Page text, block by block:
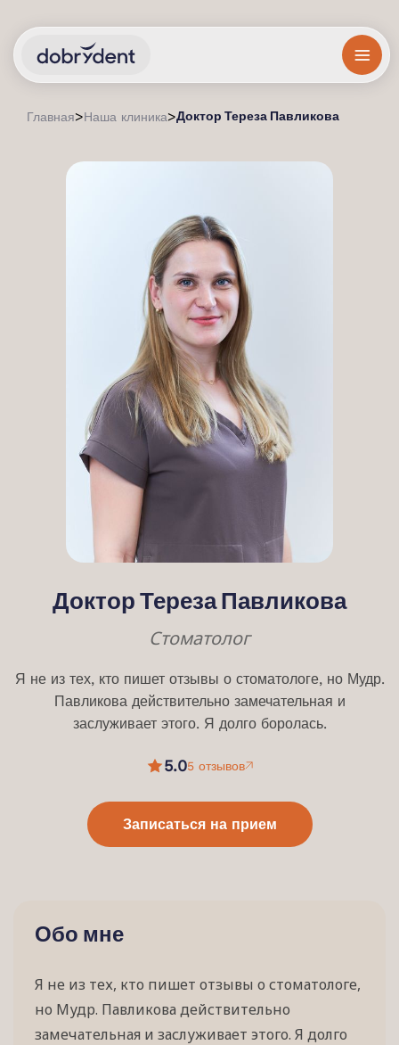
Главная>Наша клиника>Доктор Тереза ​​Павликова
Доктор Тереза ​​Павликова
Стоматолог
Я не из тех, кто пишет отзывы о стоматологе, но Мудр.
Павликова действительно замечательная и
заслуживает этого. Я долго боролась.
5.05 отзывов
Записаться на прием
Обо мне
Я не из тех, кто пишет отзывы о стоматологе,
но Мудр. Павликова действительно
замечательная и заслуживает этого. Я долго